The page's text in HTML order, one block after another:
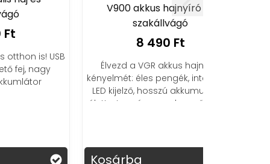
USB
V900 akkus hajnyíró és
szakállvágó
8 490 Ft
Élvezd a VGR akkus hajnyíró
kényelmét: éles pengék, intelligens
LED kijelző, hosszú akkumulátor-
élettartam és csendes működés!
Kosárba